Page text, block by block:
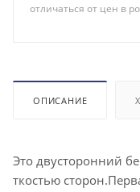
отличаться от цен в
ОПИСАНИЕ
Это двус­то­рон­ний
ткостью